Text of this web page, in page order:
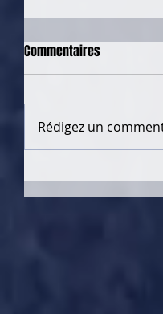
Commentaires
Rédigez un